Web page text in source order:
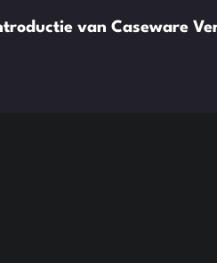
van Caseware